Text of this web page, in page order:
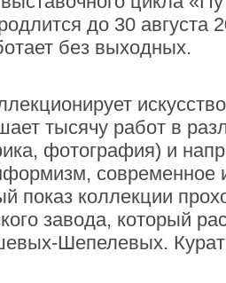
до 30 августа
без выходных.
тысячу работ в
фотография) и
современное
показ коллекции
завода, который
Шепелевых.